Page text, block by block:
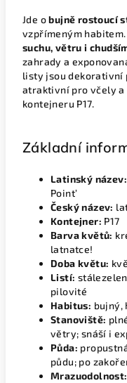
Jde obujně rostoucí
vzpřímeným
suchu, větru i
zahrady a
listy jsou dekorativní
atraktivní pro včely a
kontejneru P17.
Základní
Latinský název:
Point’
Český název:
Kontejner: P17
Barva květů:
latnatce!
Doba květu:
Listí:
pilovité
Habitus: bujný,
Stanoviště:
větry; snáší i
Půda:
půdu; po
Mrazuodolnost: